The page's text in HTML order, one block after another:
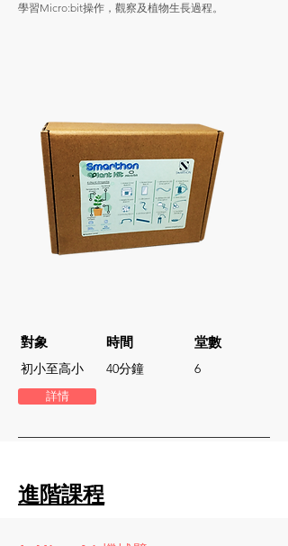
學習Micro:bit操作，觀察及植物生長過程。
對象 時間
初小至高小 ​40分鐘
堂數
6
詳情
進階課程